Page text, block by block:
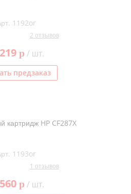
1192or
2 отзывов
p/ шт.
предзаказ
картридж HP CF287X
1193or
1 отзывов
p/ шт.